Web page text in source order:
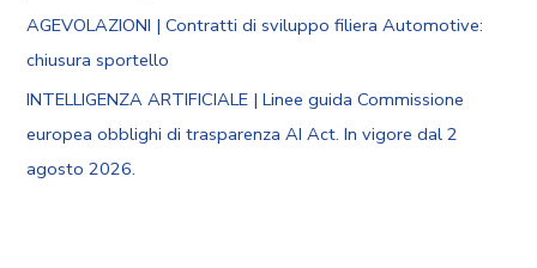
AGEVOLAZIONI | Contratti di sviluppo filiera Automotive:
chiusura sportello
INTELLIGENZA ARTIFICIALE | Linee guida Commissione
europea obblighi di trasparenza AI Act. In vigore dal 2
agosto 2026.